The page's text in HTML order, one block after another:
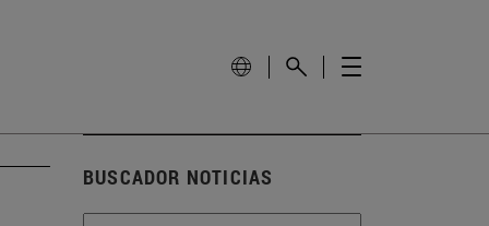
BUSCADOR NOTICIAS